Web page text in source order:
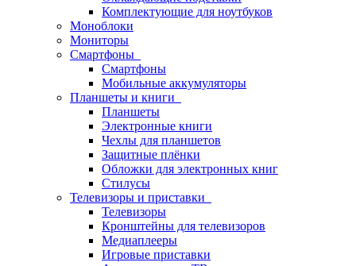
Комплектующие для ноутбуков
Моноблоки
Мониторы
Смартфоны
Смартфоны
Мобильные аккумуляторы
Планшеты и книги
Планшеты
Электронные книги
Чехлы для планшетов
Защитные плёнки
Обложки для электронных книг
Стилусы
Телевизоры и приставки
Телевизоры
Кронштейны для телевизоров
Медиаплееры
Игровые приставки